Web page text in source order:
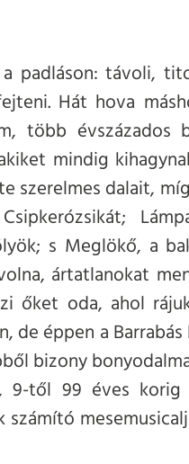
padláson: távoli,
Hát hova
több évszázados
mindig
szerelmes dalait,
s Meglökő, a
ártatlanokat
őket oda, ahol
de éppen a Barrabás
bizony
9-től 99 éves korig
számító